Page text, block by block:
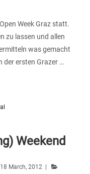
Week Graz statt.
zu lassen und allen
was gemacht
der ersten Grazer …
Weekend
18 March, 2012